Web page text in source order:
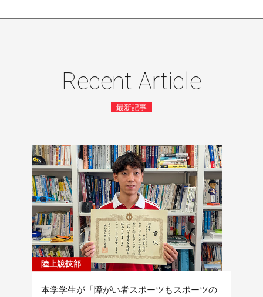
Recent Article
最新記事
陸上競技部
本学学生が「障がい者スポーツもスポーツの